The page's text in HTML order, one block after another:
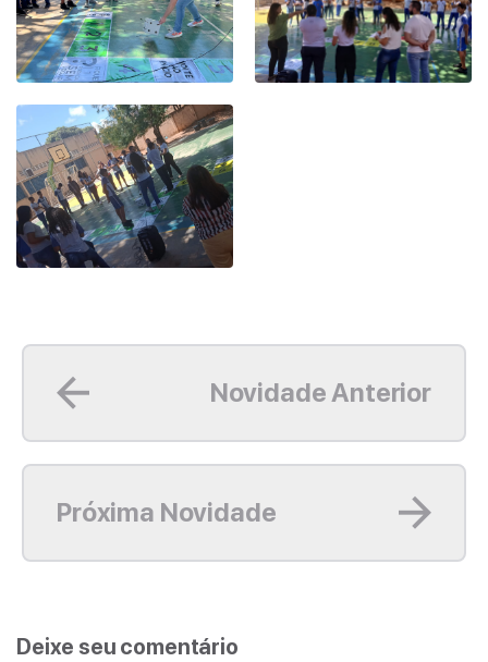
Novidade Anterior
Próxima Novidade
Deixe seu comentário